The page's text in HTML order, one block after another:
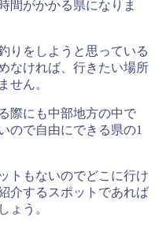
間がかかる県になりま
りをしようと思っている
なければ、行きたい場所
せん。
際にも中部地方の中で
ので自由にできる県の1
トもないのでどこに行け
介するスポットであれば
ょう。